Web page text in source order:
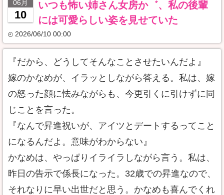
06月
10
いつも怖い姉さん女房か゛、私の後輩
には可愛らしい姿を見せていた
2026/06/10 00:00
『だから、どうしてそんなことさせたいんだよ』
嫁のかなめが、イラッとしながら答える。私は、嫁
の怒った顔に怯みながらも、今更引くに引けずに同
じことを言った。
『なんで昇進祝いが、アイツとデートするってこと
になるんだよ。意味がわからない』
かなめは、やっぱりイライラしながら言う。私は、
昨日の告示で係長になった。32歳での昇進なので、
それなりに早い出世だと思う。かなめも喜んでくれ